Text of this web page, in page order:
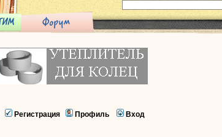
Регистрация Профиль Вход